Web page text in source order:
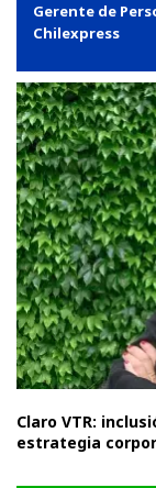
Gerente de
Chilexpress
Claro VTR:
estrategia